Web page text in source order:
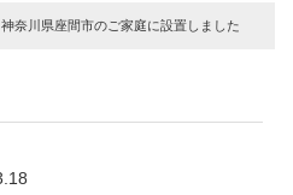
神奈川県座間市のご家庭に設置しました